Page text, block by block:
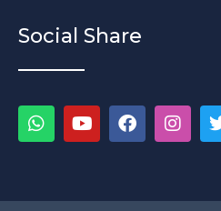
Social Share